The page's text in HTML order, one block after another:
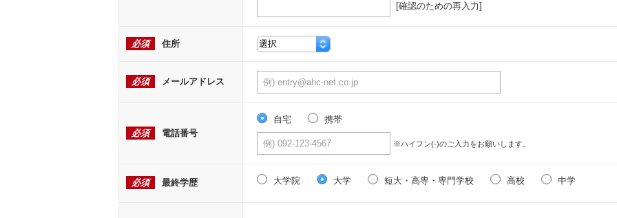
[確認のための再入力]
必須 住所
必須 メールアドレス
必須 電話番号
自宅 携帯
※ハイフン(-)のご入力をお願いします。
必須 最終学歴 大学院 大学 短大・高専・専門学校 高校 中学